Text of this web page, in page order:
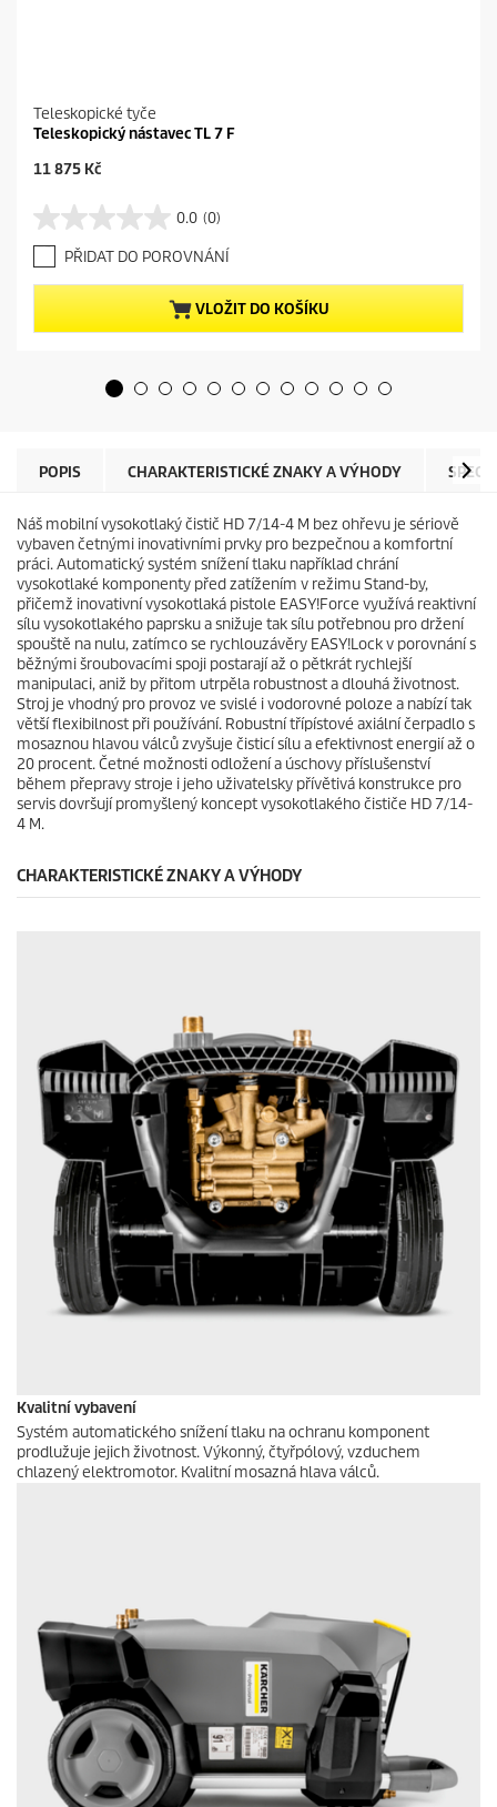
Teleskopické tyče
Teleskopický nástavec TL 7 F
C
e
n
t
p
r
e
11 875 Kč
0.0 (0)
0
.
0
z
5
h
e
PŘIDAT DO POROVNÁNÍ
VLOŽIT DO KOŠÍKU
POPIS CHARAKTERISTICKÉ ZNAKY A VÝHODY
Náš mobilní vysokotlaký čistič HD 7/14-4 M bez ohřevu je sériově
vybaven četnými inovativními prvky pro bezpečnou a komfortní
práci. Automatický systém snížení tlaku například chrání
vysokotlaké komponenty před zatížením v režimu Stand-by,
přičemž inovativní vysokotlaká pistole EASY!Force využívá reaktivní
sílu vysokotlakého paprsku a snižuje tak sílu potřebnou pro držení
spouště na nulu, zatímco se rychlouzávěry EASY!Lockv porovnání s
běžnými šroubovacími spoji postarají až o pětkrát rychlejší
manipulaci, aniž by přitom utrpěla robustnost a dlouhá životnost.
Stroj je vhodný pro provoz ve svislé i vodorovné poloze a nabízí tak
větší flexibilnost při používání. Robustní třípístové axiální čerpadlo s
mosaznou hlavou válců zvyšuje čisticí sílu a efektivnost energií až o
20 procent. Četné možnosti odložení a úschovy příslušenství
během přepravy stroje i jeho uživatelsky přívětivá konstrukce pro
servis dovršují promyšlený koncept vysokotlakého čističe HD 7/14-
4 M.
CHARAKTERISTICKÉ ZNAKY A VÝHODY
Kvalitní vybavení
Systém automatického snížení tlaku na ochranu komponent
prodlužuje jejich životnost. Výkonný, čtyřpólový, vzduchem
chlazený elektromotor. Kvalitní mosazná hlava válců.